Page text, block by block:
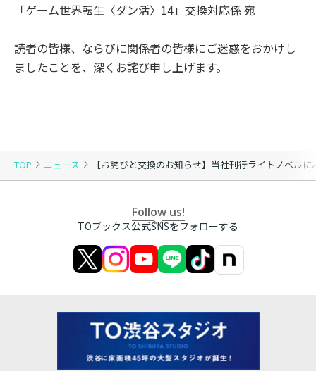
TOP ニュース 【お詫びと交換のお知らせ】当社刊行ライトノベル
「ゲーム世界転生〈ダン活〉14」交換対応係 宛
読者の皆様、ならびに関係者の皆様にご迷惑をおかけし
ましたことを、深くお詫び申し上げます。
Follow us!
TOブックス公式SNSをフォローする